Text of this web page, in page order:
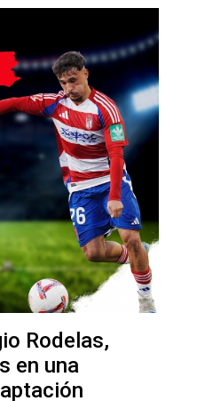
Rodelas,
en una